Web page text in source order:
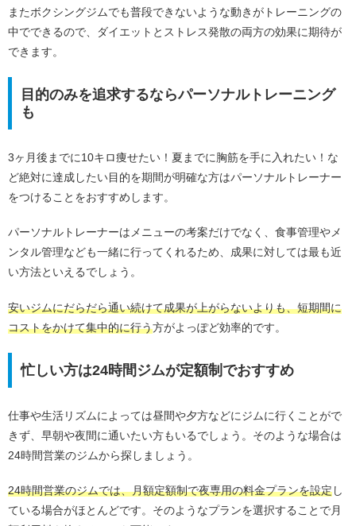
またボクシングジムでも普段できないような動きがトレーニングの
中でできるので、ダイエットとストレス発散の両方の効果に期待が
できます。
目的のみを追求するならパーソナルトレーニング
も
3ヶ月後までに10キロ痩せたい！夏までに胸筋を手に入れたい！な
ど絶対に達成したい目的を期間が明確な方はパーソナルトレーナー
をつけることをおすすめします。
パーソナルトレーナーはメニューの考案だけでなく、食事管理やメ
ンタル管理なども一緒に行ってくれるため、成果に対しては最も近
い方法といえるでしょう。
安いジムにだらだら通い続けて成果が上がらないよりも、短期間に
コストをかけて集中的に行う方がよっぽど効率的です。
忙しい方は24時間ジムが定額制でおすすめ
仕事や生活リズムによっては昼間や夕方などにジムに行くことがで
きず、早朝や夜間に通いたい方もいるでしょう。そのような場合は
24時間営業のジムから探しましょう。
24時間営業のジムでは、月額定額制で夜専用の料金プランを設定し
ている場合がほとんどです。そのようなプランを選択することで月